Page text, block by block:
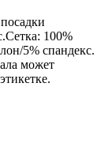
100%
5% спандекс.
может